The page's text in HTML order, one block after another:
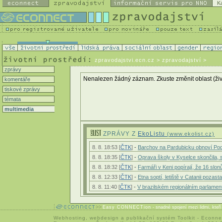
zpravodajstvi.ecn.cz > zpravodajství >
zprávy
komentáře
tiskové zprávy
témata
multimedia
Nenalezen žádný záznam. Zkuste změnit oblast
ZPRÁVY Z EkoListu (www.ekolist.cz)
8. 8. 18:53 [ČTK] - Barchov na Pardubicku obnoví
8. 8. 18:35 [ČTK] - Oprava školy v Kyselce skončila,
8. 8. 18:32 [ČTK] - Farmáři v Keni popírají, že 16
8. 8. 12:33 [ČTK] - Etna soptí, letiště v Catanii
8. 8. 11:40 [ČTK] - V brazilském regionálním
Easy CONNECTion - snadné spojení mezi lidmi,
Webhosting webdesign a publikační systém Toolkit -